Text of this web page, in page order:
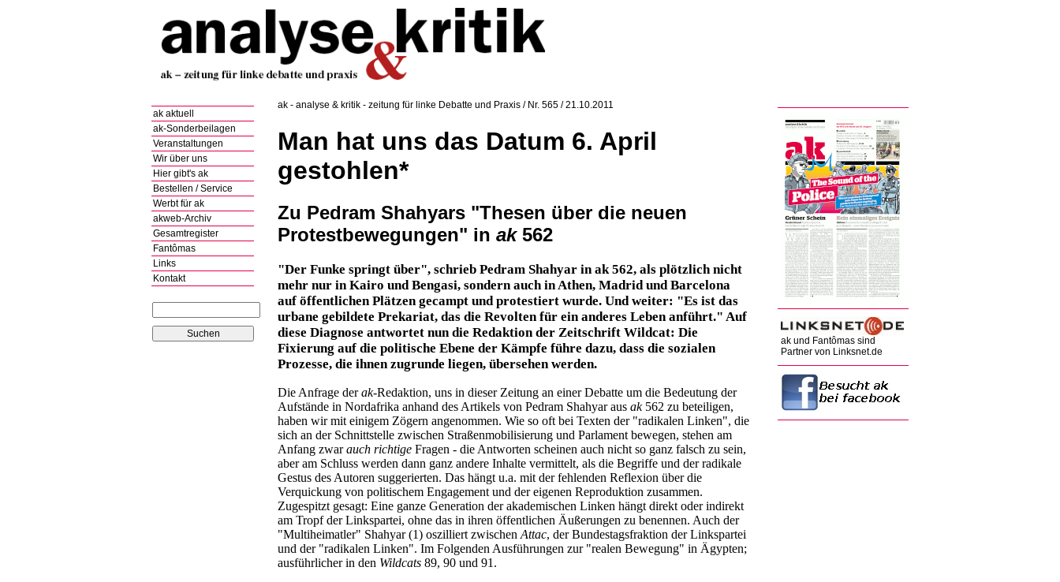
ak aktuell
ak-Sonderbeilagen
Veranstaltungen
Wir über uns
Hier gibt's ak
Bestellen / Service
Werbt für ak
akweb-Archiv
Gesamtregister
Fantômas
Links
Kontakt
ak und Fantômas sind
Partner von Linksnet.de
ak - analyse & kritik - zeitung für linke Debatte und Praxis / Nr. 565 / 21.10.2011
Man hat uns das Datum 6. April
gestohlen*
Zu Pedram Shahyars "Thesen über die neuen
Protestbewegungen" in ak562
"Der Funke springt über", schrieb Pedram Shahyar in ak 562, als plötzlich nicht
mehr nur in Kairo und Bengasi, sondern auch in Athen, Madrid und Barcelona
auf öffentlichen Plätzen gecampt und protestiert wurde. Und weiter: "Es ist das
urbane gebildete Prekariat, das die Revolten für ein anderes Leben anführt." Auf
diese Diagnose antwortet nun die Redaktion der Zeitschrift Wildcat: Die
Fixierung auf die politische Ebene der Kämpfe führe dazu, dass die sozialen
Prozesse, die ihnen zugrunde liegen, übersehen werden.
Die Anfrage derak-Redaktion, uns in dieser Zeitung an einer Debatte um die Bedeutung der
Aufstände in Nordafrika anhand des Artikels von Pedram Shahyar aus ak562 zu beteiligen,
haben wir mit einigem Zögern angenommen. Wie so oft bei Texten der "radikalen Linken", die
sich an der Schnittstelle zwischen Straßenmobilisierung und Parlament bewegen, stehen am
Anfang zwarauch richtige Fragen - die Antworten scheinen auch nicht so ganz falsch zu sein,
aber am Schluss werden dann ganz andere Inhalte vermittelt, als die Begriffe und der radikale
Gestus des Autoren suggerierten. Das hängt u.a. mit der fehlenden Reflexion über die
Verquickung von politischem Engagement und der eigenen Reproduktion zusammen.
Zugespitzt gesagt: Eine ganze Generation der akademischen Linken hängt direkt oder indirekt
am Tropf der Linkspartei, ohne das in ihren öffentlichen Äußerungen zu benennen. Auch der
"Multiheimatler" Shahyar (1) oszilliert zwischen Attac, der Bundestagsfraktion der Linkspartei
und der "radikalen Linken". Im Folgenden Ausführungen zur "realen Bewegung" in Ägypten;
ausführlicher in den Wildcats 89, 90 und 91.